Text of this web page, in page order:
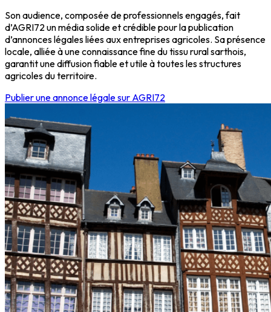
Son audience, composée de professionnels engagés, fait
d’AGRI72 un média solide et crédible pour la publication
d’annonces légales liées aux entreprises agricoles. Sa présence
locale, alliée à une connaissance fine du tissu rural sarthois,
garantit une diffusion fiable et utile à toutes les structures
agricoles du territoire.
Publier une annonce légale sur AGRI72